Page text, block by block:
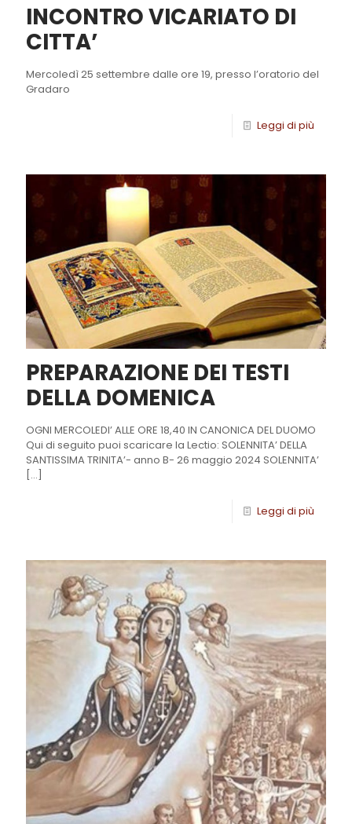
INCONTRO VICARIATO DI
CITTA’
Mercoledì 25 settembre dalle ore 19, presso l’oratorio del
Gradaro
Leggi di più
PREPARAZIONE DEI TESTI
DELLA DOMENICA
OGNI MERCOLEDI’ ALLE ORE 18,40 IN CANONICA DEL DUOMO
Qui di seguito puoi scaricare la Lectio: SOLENNITA’ DELLA
SANTISSIMA TRINITA’- anno B- 26 maggio 2024 SOLENNITA’
[…]
Leggi di più